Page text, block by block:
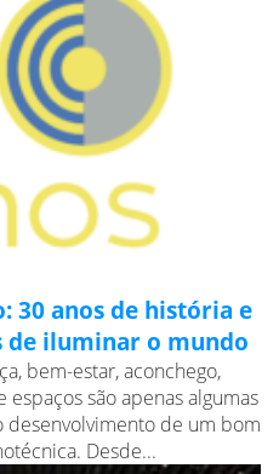
30 anos de história e
de iluminar o mundo
bem-estar, aconchego,
são apenas algumas
desenvolvimento de um bom
Desde...